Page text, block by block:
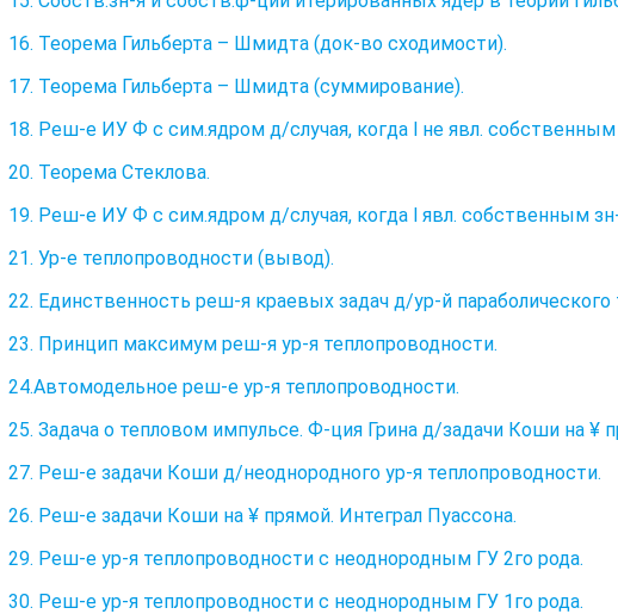
16. Теорема Гильберта – Шмидта (док-во сходимости).
17. Теорема Гильберта – Шмидта (суммирование).
18. Реш-е ИУ Ф с сим.ядром д/случая, когда l не явл.
20. Теорема Стеклова.
19. Реш-е ИУ Ф с сим.ядром д/случая, когда l явл. собственным
21. Ур-е теплопроводности (вывод).
22. Единственность реш-я краевых задач д/ур-й параболического
23. Принцип максимум реш-я ур-я теплопроводности.
24.Автомодельное реш-е ур-я теплопроводности.
25. Задача о тепловом импульсе. Ф-ция Грина д/задачи Коши на ¥
27. Реш-е задачи Коши д/неоднородного ур-я теплопроводности.
26. Реш-е задачи Коши на ¥ прямой. Интеграл Пуассона.
29. Реш-е ур-я теплопроводности с неоднородным ГУ 2го рода.
30. Реш-е ур-я теплопроводности с неоднородным ГУ 1го рода.